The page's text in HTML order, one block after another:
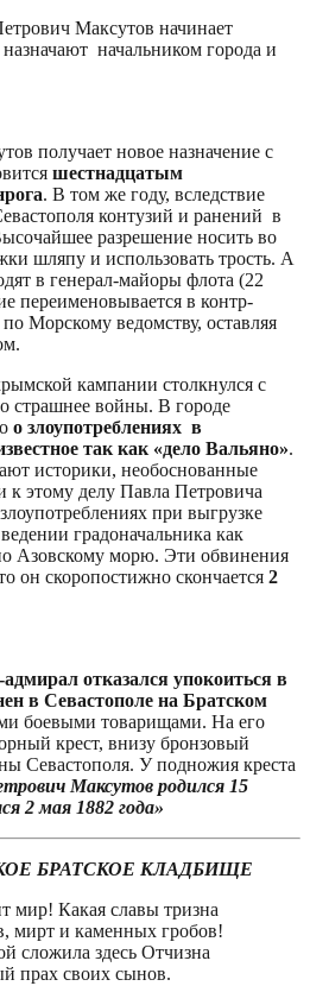
Максутов начинает
начальником города и
получает новое назначение с
шестнадцатым
. В том же году, вследствие
контузий и ранений в
разрешение носить во
шляпу и использовать трость. А
в генерал-майоры флота (22
переименовывается в контр-
Морскому ведомству, оставляя
кампании столкнулся с
страшнее войны. В городе
о злоупотреблениях в
так как «дело Вальяно».
историки, необоснованные
к этому делу Павла Петровича
при выгрузке
градоначальника как
Азовскому морю. Эти обвинения
он скоропостижно скончается 2
отказался упокоиться в
в Севастополе на Братском
боевыми товарищами. На его
крест, внизу бронзовый
Севастополя. У подножия креста
Максутов родился 15
2 мая 1882 года»
БРАТСКОЕ КЛАДБИЩЕ
мир! Какая славы тризна
мирт и каменных гробов!
сложила здесь Отчизна
прах своих сынов.